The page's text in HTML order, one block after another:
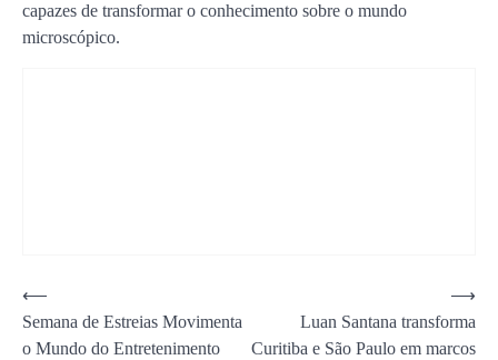
capazes de transformar o conhecimento sobre o mundo
microscópico.
Navegação
de
⟵
Semana de Estreias Movimenta
o Mundo do Entretenimento
Luan Santana transforma
Curitiba e São Paulo em marcos
⟶